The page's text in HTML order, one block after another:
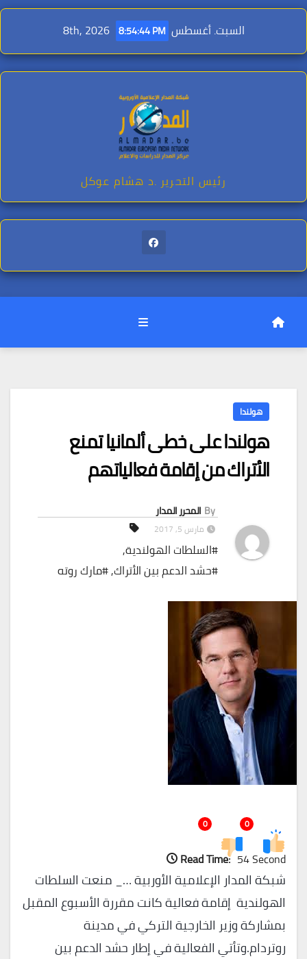
Skip
content
السبت. أغسطس 8th, 2026 8:54:45 PM
رئيس التحرير .د هشام عوكل
هولندا
هولندا على خطى ألمانيا تمنع
الأتراك من إقامة فعالياتهم
By المحرر المدار
مارس 5, 2017
#السلطات الهولندية,
#حشد الدعم بين الأتراك,#مارك روته
0
0
Read Time: 54 Second
شبكة المدار الإعلامية الأوربية …_ منعت السلطات
الهولندية إقامة فعالية كانت مقررة الأسبوع المقبل
بمشاركة وزير الخارجية التركي في مدينة
روتردام.وتأتي الفعالية في إطار حشد الدعم بين